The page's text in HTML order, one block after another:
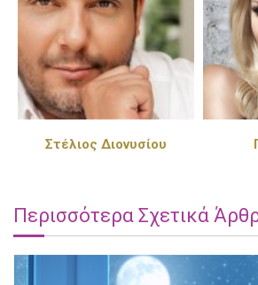
Στέλιος Διονυσίου
Περισσότερα Σχετικά